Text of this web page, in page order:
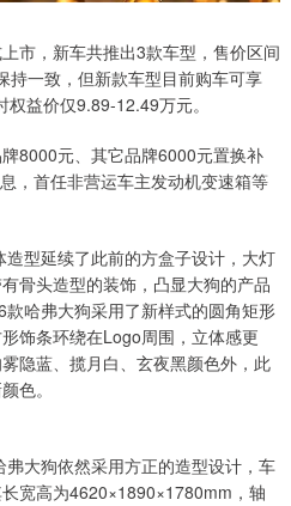
市，新车共推出3款车型，售价区间
持一致，但新款车型目前购车可享
益价仅9.89-12.49万元。
8000元、其它品牌6000元置换补
，首任非营运车主发动机变速箱等
型延续了此前的方盒子设计，大灯
骨头造型的装饰，凸显大狗的产品
哈弗大狗采用了新样式的圆角矩形
饰条环绕在Logo周围，立体感更
隐蓝、揽月白、玄夜黑颜色外，此
色。
大狗依然采用方正的造型设计，车
宽高为4620×1890×1780mm，轴